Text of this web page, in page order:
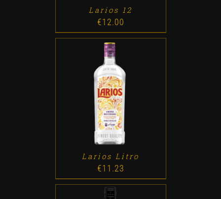
Larios 12
€12.00
ADD TO CART / DETALLES
Larios Litro
€11.23